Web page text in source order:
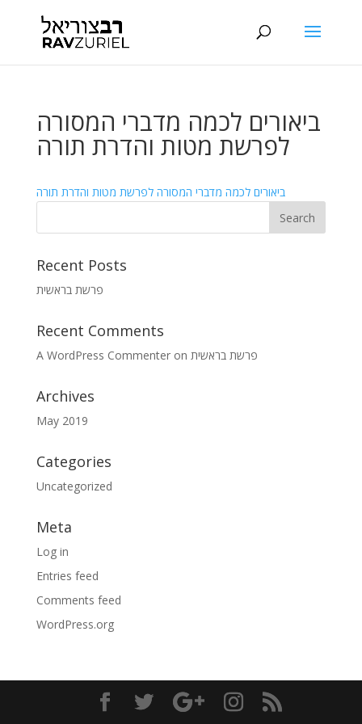
ביאורים לכמה מדברי המסורה
לפרשת מטות והדרת תורה
ביאורים לכמה מדברי המסורה לפרשת מטות והדרת תורה
Recent Posts
פרשת בראשית
Recent Comments
A WordPress Commenteron פרשת בראשית
Archives
May 2019
Categories
Uncategorized
Meta
Log in
Entries feed
Comments feed
WordPress.org